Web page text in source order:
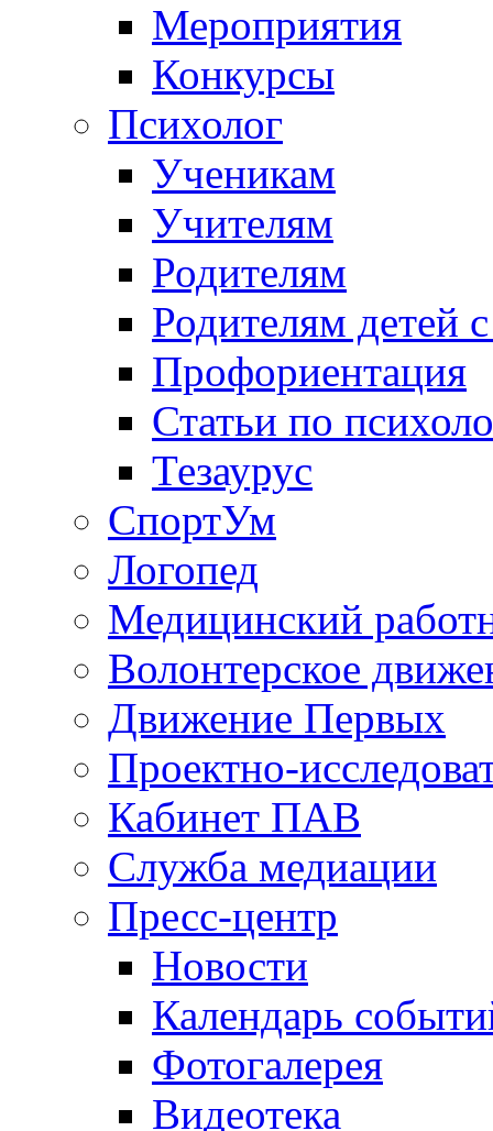
Мероприятия
Конкурсы
Психолог
Ученикам
Учителям
Родителям
Родителям детей
Профориентация
Статьи по
Тезаурус
СпортУм
Логопед
Медицинский
Волонтерское
Движение Первых
Проектно-
Кабинет ПАВ
Служба медиации
Пресс-центр
Новости
Календарь
Фотогалерея
Видеотека